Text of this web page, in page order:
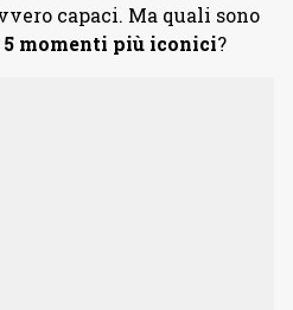
capaci. Ma quali sono
5 momenti più iconici?